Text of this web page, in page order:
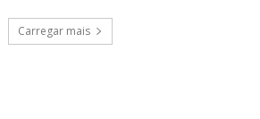
Carregar mais